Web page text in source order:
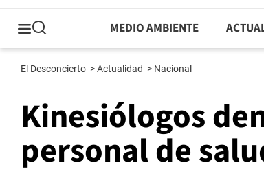
MEDIO AMBIENTE
El Desconcierto >Actualidad > Nacional
Kinesiólogos
personal de